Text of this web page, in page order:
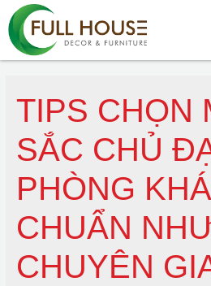
TIPS CHỌN
SẮC CHỦ
PHÒNG
CHUẨN
CHUYÊN